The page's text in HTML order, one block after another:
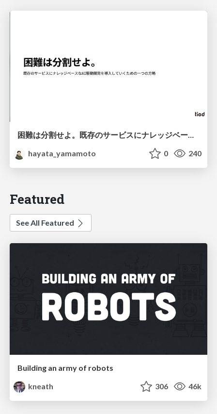
困難は分割せよ。既存のサービスにナレッジベースなAI駆動開発を導入していくための一つの方略
hayata_yamamoto
0 240
Featured
See All Featured
Building an army of robots
kneath
306 46k